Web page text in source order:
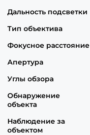
Дальность подсветки
Тип объектива
Фокусное расстояние
Апертура
Углы обзора
Обнаружение
объекта
Наблюдение за
объектом